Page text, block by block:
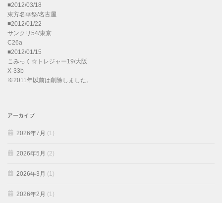
■2012/03/18
東方名華祭/名古屋
■2012/01/22
サンクリ54/東京
C26a
■2012/01/15
こみっく☆トレジャー19/大阪
X-33b
※2011年以前は削除しました。
アーカイブ
2026年7月 (1)
2026年5月 (2)
2026年3月 (1)
2026年2月 (1)